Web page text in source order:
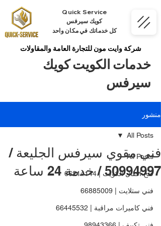
Quick Service
كويك سيرفس
كل خدماتك في مكان واحد
شركة وايت مون للتجارة العامة والمقاولات
خدمات الكويت كويك
سيرفس
منشور
All Posts
فتح اقفال الكويت | 66214144
فني ستلايت | 66885009
فني كاميرات مراقبة | 66445532
All Posts
فني مقوي سيرفس الجليعة /
50994997 / خدمة 24 ساعة